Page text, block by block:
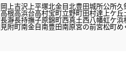
上吉沢 上平塚北金目北豊田城所公所久
高根高浜台高村宝町立野町田村達上ケ丘
長瀞長持撫子原錦町西真土西八幡虹ケ浜
見附町南金目南豊田南原宮の前宮松町め